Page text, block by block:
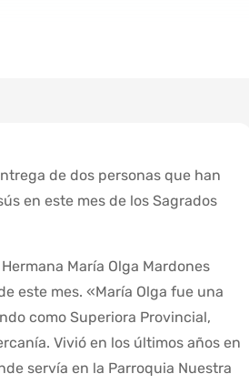
de dos personas que han
en este mes de los Sagrados
María Olga Mardones
este mes. «María Olga fue una
como Superiora Provincial,
Vivió en los últimos años en
servía en la Parroquia Nuestra